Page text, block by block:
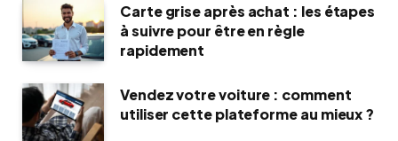
Carte grise après achat : les étapes
à suivre pour être en règle
rapidement
Vendez votre voiture : comment
utiliser cette plateforme au mieux ?